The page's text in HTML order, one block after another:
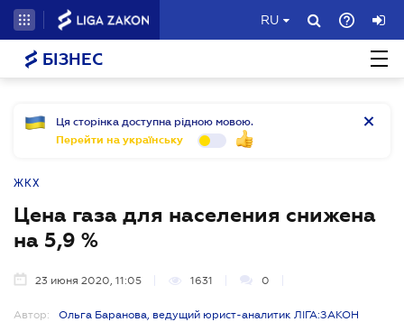
RU
БІЗНЕС
Ця сторінка доступна рідною мовою.
Перейти на українську
ЖКХ
Цена газа для населения снижена
на 5,9 %
23 июня 2020, 11:05 1631 0
Автор:
Ольга Баранова, ведущий юрист-аналитик ЛІГА:ЗАКОН